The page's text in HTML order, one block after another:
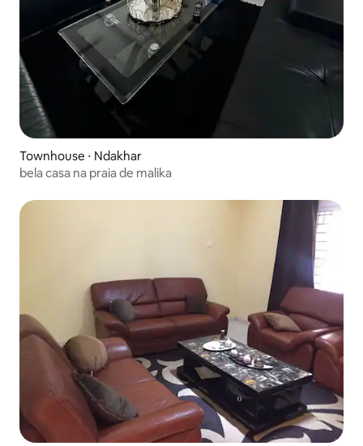
Townhouse ⋅ Ndakhar
bela casa na praia de malika